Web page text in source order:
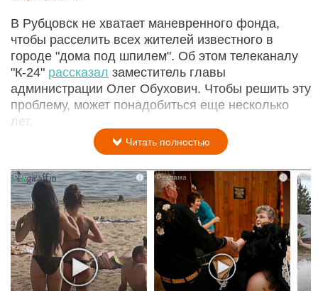
В Рубцовск не хватает маневренного фонда,
чтобы расселить всех жителей известного в
городе "дома под шпилем". Об этом телеканалу
"К-24" рассказал заместитель главы
администрации Олег Обухович. Чтобы решить эту
проблему, может понадобиться еще несколько
лет.
Читать полностью
i i